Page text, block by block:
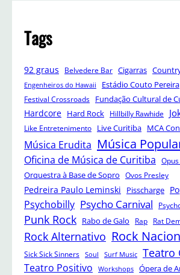
Tags
92 graus Belvedere Bar Cigarras
Engenheiros do Hawaii
Estádio Couto Pereira
Festival Crossroads Fundação Cultural de
Hardcore Hard Rock Hillbilly Rawhide
Like Entretenimento Live Curitiba MCA
Música Erudita Música
Oficina de Música de Curitiba
Orquestra à Base de Sopro Ovos Presley
Pedreira Paulo Leminski Pisscharge
Psychobilly Psycho Carnival
Punk Rock Rabo de Galo Rap Rat
Rock Alternativo Rock
Sick Sick Sinners
Soul Surf Music Teatro
Teatro Positivo Workshops Ópera de